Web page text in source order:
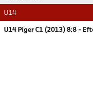
U14
U14 Piger C1 (2013) 8:8 -